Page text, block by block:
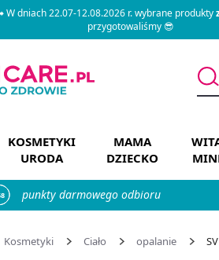
W dniach 22.07-12.08.2026 r. wybrane produkty
przygotowaliśmy 😎
KOSMETYKI
URODA
MAMA
DZIECKO
punkty darmowego odbioru
Kosmetyki Ciało opalanie